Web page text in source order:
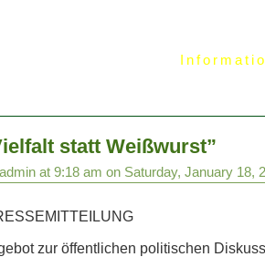
statt Weißwurst”
at 9:18 am on Saturday, January 18,
zur öffentlichen politischen